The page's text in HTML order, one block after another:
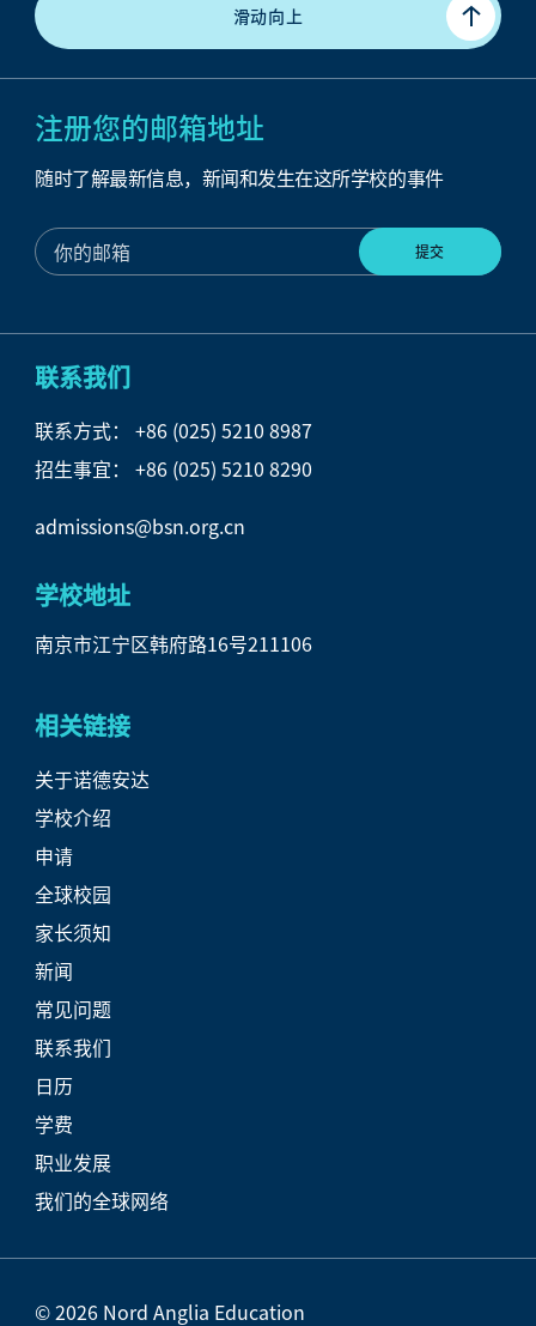
滑动向上
注册您的邮箱地址
随时了解最新信息，新闻和发生在这所学校的事件
联系我们
联系方式：+86 (025) 5210 8987
招生事宜：+86 (025) 5210 8290
admissions@bsn.org.cn
学校地址
南京市江宁区韩府路16号211106
相关链接
关于诺德安达
学校介绍
申请
全球校园
家长须知
新闻
常见问题
联系我们
日历
学费
职业发展
我们的全球网络
© 2026 Nord Anglia Education